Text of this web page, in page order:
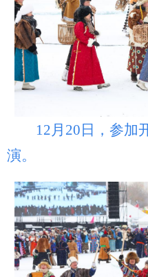
12月20日，参加
演。